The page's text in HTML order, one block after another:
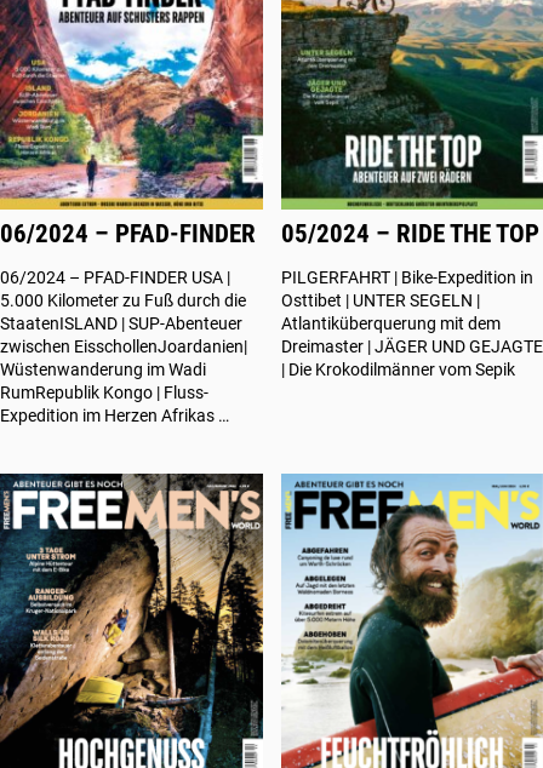
06/2024 – PFAD-FINDER
06/2024 – PFAD-FINDER USA |
5.000 Kilometer zu Fuß durch die
StaatenISLAND | SUP-Abenteuer
zwischen EisschollenJoardanien|
Wüstenwanderung im Wadi
RumRepublik Kongo | Fluss-
Expedition im Herzen Afrikas …
05/2024 – RIDE THE TOP
PILGERFAHRT | Bike-Expedition in
Osttibet | UNTER SEGELN |
Atlantiküberquerung mit dem
Dreimaster | JÄGER UND GEJAGTE
| Die Krokodilmänner vom Sepik